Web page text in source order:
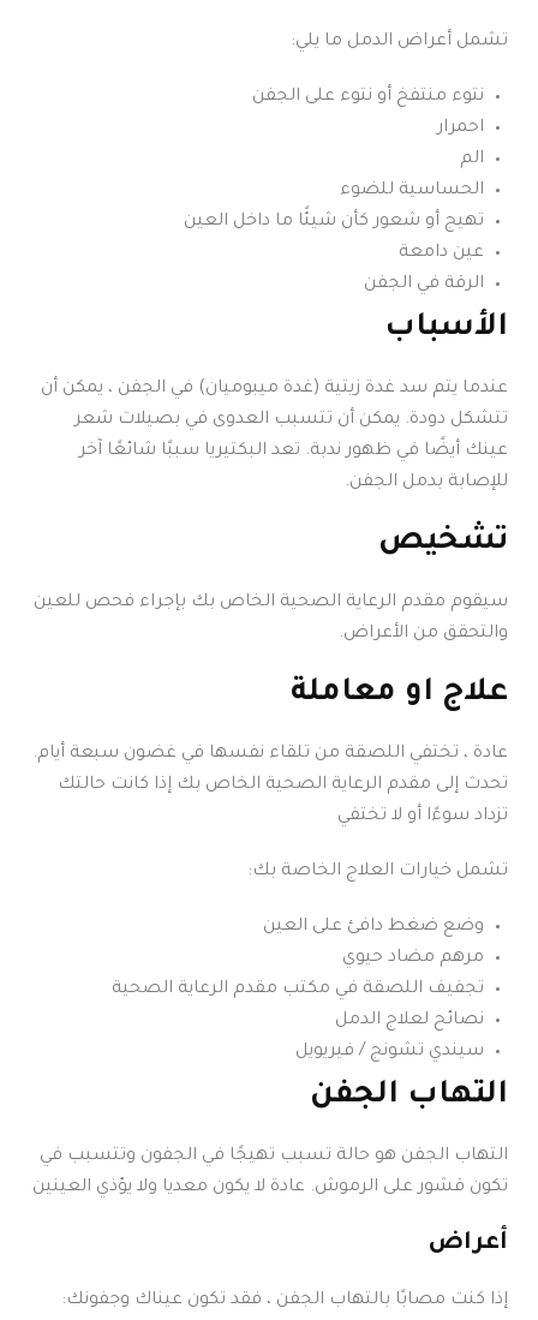
تشمل أعراض الدمل ما يلي:
نتوء منتفخ أو نتوء على الجفن
احمرار
الم
الحساسية للضوء
تهيج أو شعور كأن شيئًا ما داخل العين
عين دامعة
الرقة في الجفن
الأسباب
عندما يتم سد غدة زيتية (غدة ميبوميان) في الجفن ، يمكن أن
تتشكل دودة. يمكن أن تتسبب العدوى في بصيلات شعر
عينك أيضًا في ظهور ندبة. تعد البكتيريا سببًا شائعًا آخر
للإصابة بدمل الجفن.
تشخيص
سيقوم مقدم الرعاية الصحية الخاص بك بإجراء فحص للعين
والتحقق من الأعراض.
علاج او معاملة
عادة ، تختفي اللصقة من تلقاء نفسها في غضون سبعة أيام.
تحدث إلى مقدم الرعاية الصحية الخاص بك إذا كانت حالتك
تزداد سوءًا أو لا تختفي
تشمل خيارات العلاج الخاصة بك:
وضع ضغط دافئ على العين
مرهم مضاد حيوي
تجفيف اللصقة في مكتب مقدم الرعاية الصحية
نصائح لعلاج الدمل
سيندي تشونج / فيريويل
التهاب الجفن
التهاب الجفن هو حالة تسبب تهيجًا في الجفون وتتسبب في
تكون قشور على الرموش. عادة لا يكون معديا ولا يؤذي العينين
أعراض
إذا كنت مصابًا بالتهاب الجفن ، فقد تكون عيناك وجفونك: